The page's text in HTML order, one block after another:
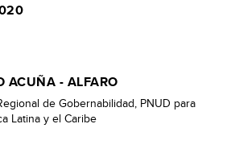
ACUÑA - ALFARO
de Gobernabilidad, PNUD para
Latina y el Caribe